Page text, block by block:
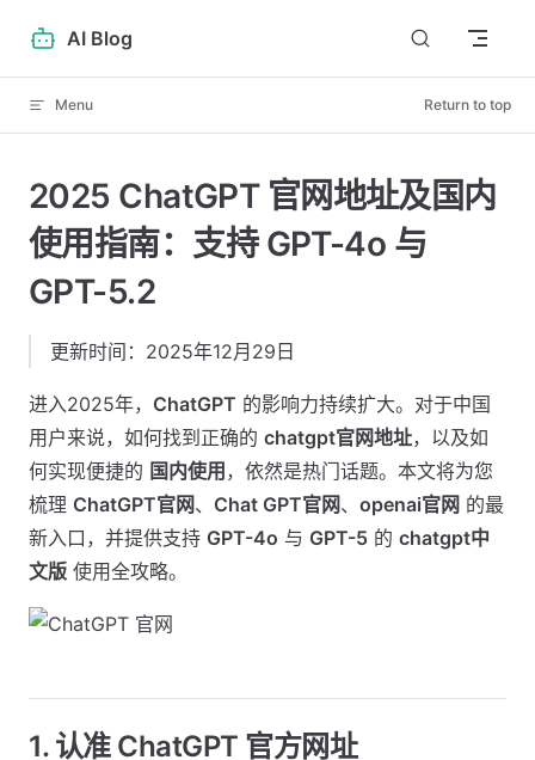
Skip to content
AI Blog
Menu Return to top
2025 ChatGPT 官网地址及国内
使用指南：支持 GPT-4o 与
GPT-5.2
更新时间：2025年12月29日
进入2025年， ChatGPT 的影响力持续扩大。对于中国
用户来说，如何找到正确的 chatgpt官网地址，以及如
何实现便捷的 国内使用 ，依然是热门话题。本文将为您
梳理 ChatGPT官网、 Chat GPT官网、 openai官网 的最
新入口，并提供支持 GPT-4o 与 GPT-5 的 chatgpt中
文版 使用全攻略。
1. 认准 ChatGPT 官方网址